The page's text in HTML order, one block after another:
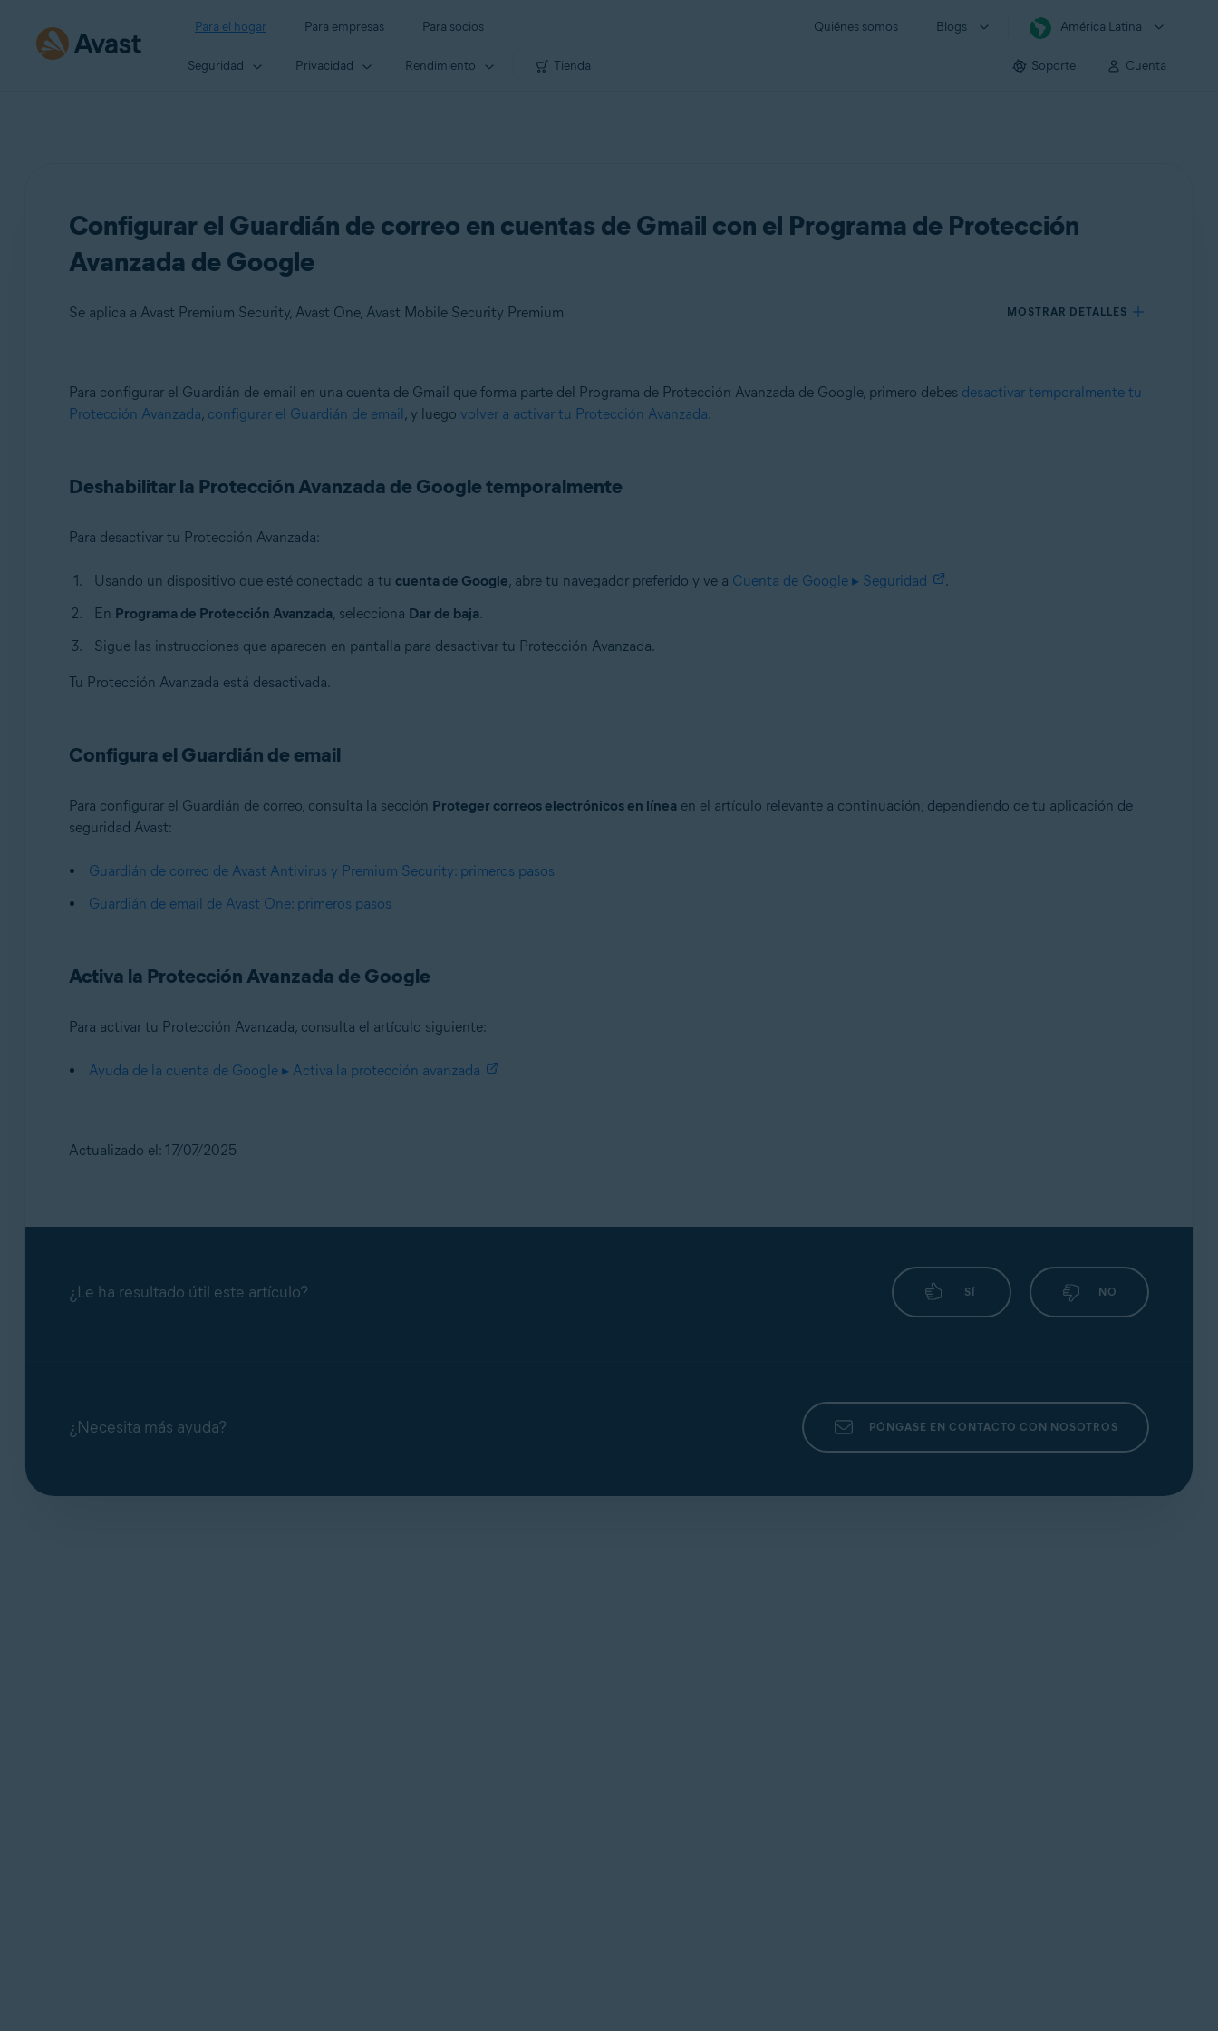
Para el hogar Para empresas Para socios Quiénes somos Blogs América Latina
Seguridad Privacidad Rendimiento Tienda Soporte Cuenta
Configurar el Guardián de correo en cuentas de Gmail con el Programa de Protección
Avanzada de Google
Se aplica a Avast Premium Security, Avast One, Avast Mobile Security Premium MOSTRAR DETALLES
Productos:
Avast Premium Security
Sistemas operativos:
Para configurar el Guardián de email en una cuenta de Gmail que forma parte del Programa de Protección Avanzada de Google, primero debes desactivar temporalmente tu
Protección Avanzada, configurar el Guardián de email, y luego volver a activar tu Protección Avanzada.
Deshabilitar la Protección Avanzada de Google temporalmente
Para desactivar tu Protección Avanzada:
Usando un dispositivo que esté conectado a tu cuenta de Google, abre tu navegador preferido y ve a Cuenta de Google ▸ Seguridad
.
En Programa de Protección Avanzada, selecciona Dar de baja.
Sigue las instrucciones que aparecen en pantalla para desactivar tu Protección Avanzada.
Tu Protección Avanzada está desactivada.
Configura el Guardián de email
Para configurar el Guardián de correo, consulta la sección Proteger correos electrónicos en líneaen el artículo relevante a continuación, dependiendo de tu aplicación de
seguridad Avast:
Guardián de correo de Avast Antivirus y Premium Security: primeros pasos
Guardián de email de Avast One: primeros pasos
Activa la Protección Avanzada de Google
Para activar tu Protección Avanzada, consulta el artículo siguiente:
Ayuda de la cuenta de Google ▸ Activa la protección avanzada
Actualizado el: 17/07/2025
¿Le ha resultado útil este artículo? SÍ NO
¿Necesita más ayuda? PÓNGASE EN CONTACTO CON NOSOTROS